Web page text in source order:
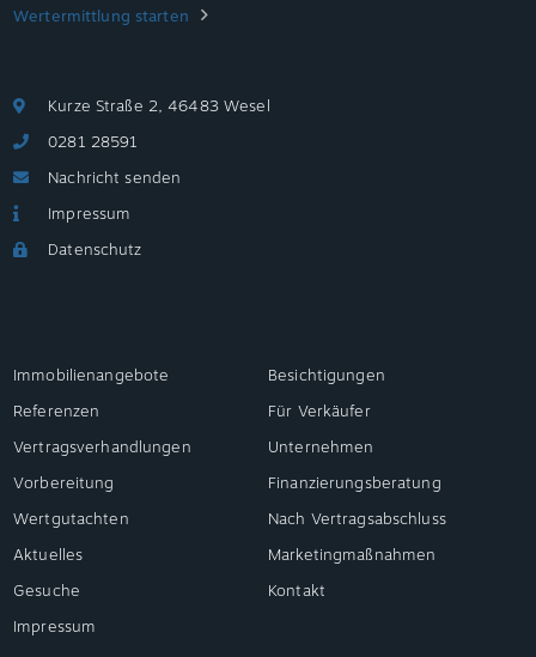
Wertermittlung starten
Kurze Straße 2, 46483 Wesel
0281 28591
Nachricht senden
Impressum
Datenschutz
Immobilienangebote
Besichtigungen
Referenzen
Für Verkäufer
Vertragsverhandlungen
Unternehmen
Vorbereitung
Finanzierungsberatung
Wertgutachten
Nach Vertragsabschluss
Aktuelles
Marketingmaßnahmen
Gesuche
Kontakt
Impressum